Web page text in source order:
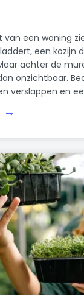
een woning
een kozijn
achter de
onzichtbaar.
verslappen en